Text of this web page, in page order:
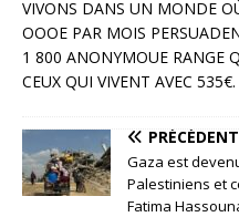
PRÉCÉDENT
Gaza est
Palestiniens et
Fatima